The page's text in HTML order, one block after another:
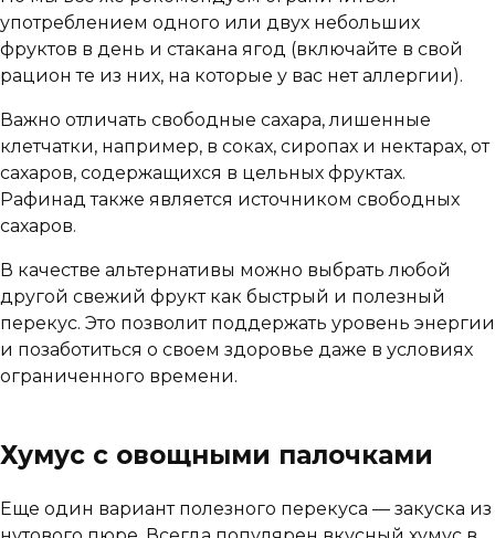
употреблением одного или двух небольших
фруктов в день и стакана ягод (включайте в свой
рацион те из них, на которые у вас нет аллергии).
Важно отличать свободные сахара, лишенные
клетчатки, например, в соках, сиропах и нектарах, от
сахаров, содержащихся в цельных фруктах.
Рафинад также является источником свободных
сахаров.
В качестве альтернативы можно выбрать любой
другой свежий фрукт как быстрый и полезный
перекус. Это позволит поддержать уровень энергии
и позаботиться о своем здоровье даже в условиях
ограниченного времени.
Хумус с овощными палочками
Еще один вариант полезного перекуса — закуска из